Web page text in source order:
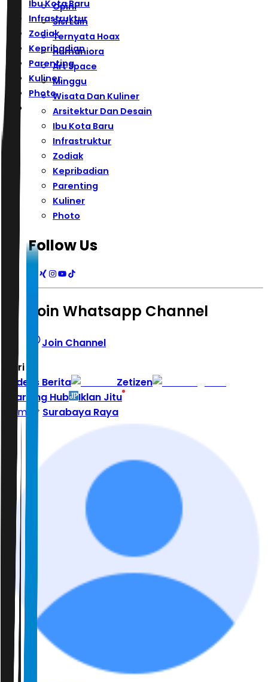
Ibu Kota Baru
Infrastruktur
Zodiak
Kepribadian
Parenting
Kuliner
Photo
Opini
Sisi Lain
Ternyata Hoax
Humaniora
Art Space
Minggu
Wisata Dan Kuliner
Arsitektur Dan Desain
Ibu Kota Baru
Infrastruktur
Zodiak
Kepribadian
Parenting
Kuliner
Photo
Follow Us
Join Whatsapp Channel
Join Channel
Hari ini
Indeks Berita
Zetizen
Learning Hub
Iklan Jitu
Home
Surabaya Raya